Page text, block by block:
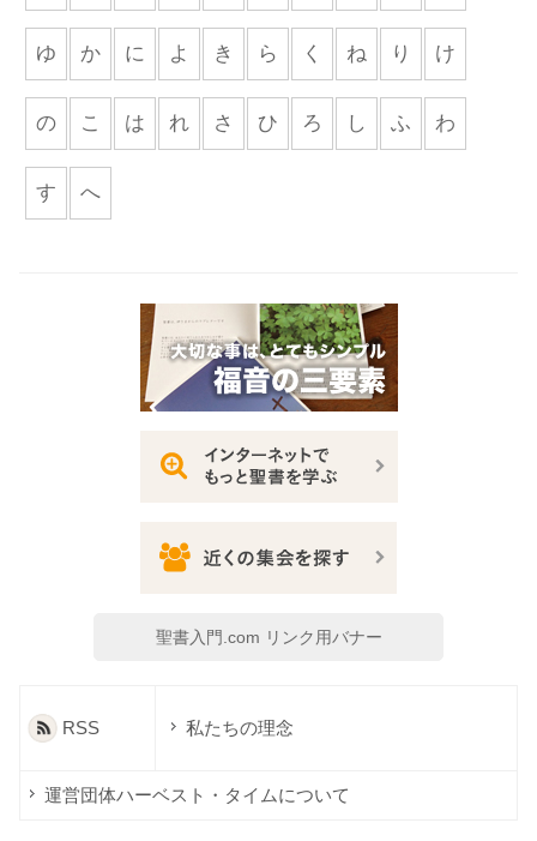
ゆ か に よ き ら く ね り け
の こ は れ さ ひ ろ し ふ わ
す へ
聖書入門.com リンク用バナー
RSS 私たちの理念
運営団体ハーベスト・タイムについて